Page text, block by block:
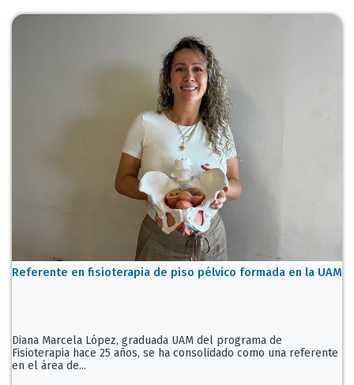
Referente en fisioterapia de piso pélvico formada en la UAM
Diana Marcela López, graduada UAM del programa de
Fisioterapia hace 25 años, se ha consolidado como una referente
en el área de...